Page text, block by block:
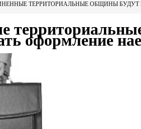
ТЕРРИТОРИАЛЬНЫЕ ОБЩИНЫ
оформление